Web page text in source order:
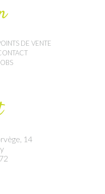
DE VENTE
14